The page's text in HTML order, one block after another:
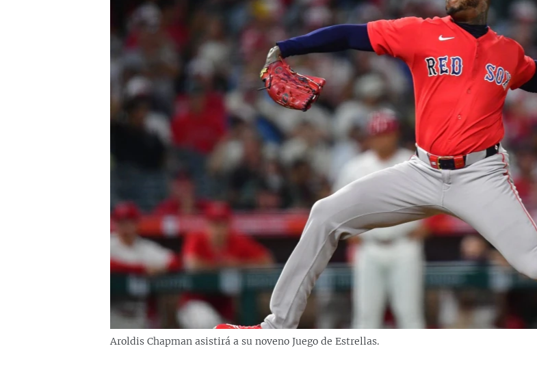
LA REALIDAD DE LA VIVIENDA EN
LA INVASIÓN DE RUSIA A UCRANIA
Aroldis Chapman asistirá a su noveno Juego de Estrellas.